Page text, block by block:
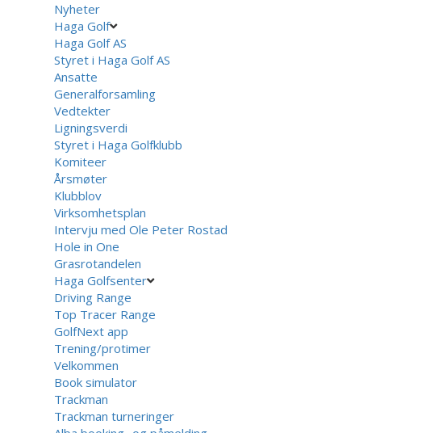
Nyheter
Haga Golf
Haga Golf AS
Styret i Haga Golf AS
Ansatte
Generalforsamling
Vedtekter
Ligningsverdi
Styret i Haga Golfklubb
Komiteer
Årsmøter
Klubblov
Virksomhetsplan
Intervju med Ole Peter Rostad
Hole in One
Grasrotandelen
Haga Golfsenter
Driving Range
Top Tracer Range
GolfNext app
Trening/protimer
Velkommen
Book simulator
Trackman
Trackman turneringer